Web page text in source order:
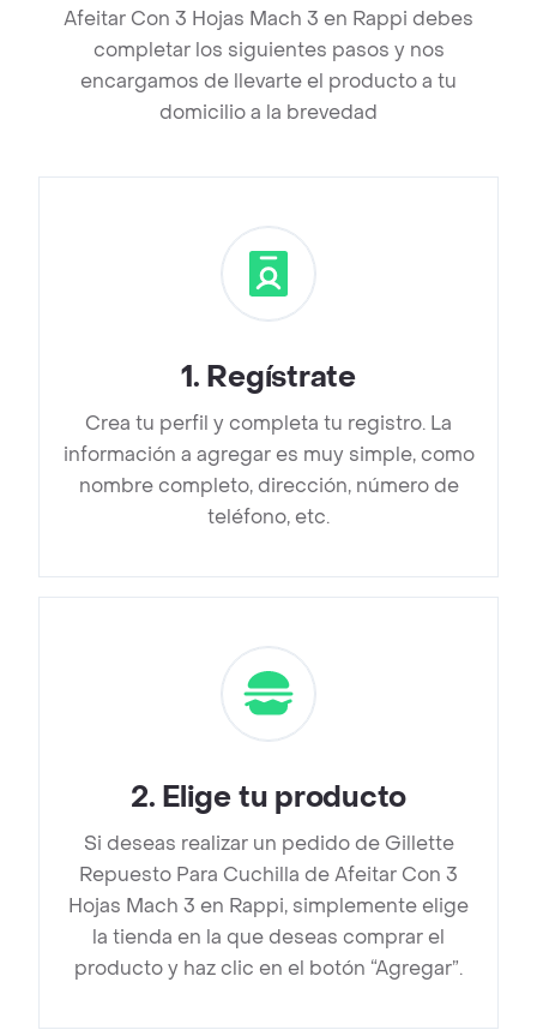
Afeitar Con 3 Hojas Mach 3 en Rappi debes
completar los siguientes pasos y nos
encargamos de llevarte el producto a tu
domicilio a la brevedad
1. Regístrate
Crea tu perfil y completa tu registro. La
información a agregar es muy simple, como
nombre completo, dirección, número de
teléfono, etc.
2. Elige tu producto
Si deseas realizar un pedido de Gillette
Repuesto Para Cuchilla de Afeitar Con 3
Hojas Mach 3 en Rappi, simplemente elige
la tienda en la que deseas comprar el
producto y haz clic en el botón “Agregar”.